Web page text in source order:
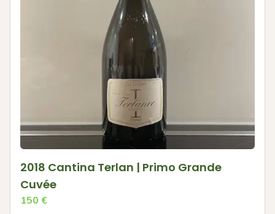
2018 Cantina Terlan | Primo Grande
Cuvée
150 €